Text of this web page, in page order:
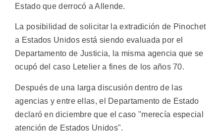
Estado que derrocó a Allende.
La posibilidad de solicitar la extradición de Pinochet
a Estados Unidos está siendo evaluada por el
Departamento de Justicia, la misma agencia que se
ocupó del caso Letelier a fines de los años 70.
Después de una larga discusión dentro de las
agencias y entre ellas, el Departamento de Estado
declaró en diciembre que el caso "merecía especial
atención de Estados Unidos".